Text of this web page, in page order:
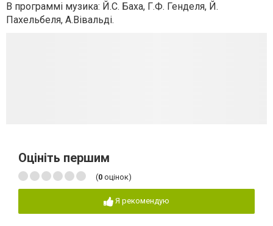
В программі музика: Й.С. Баха, Г.Ф. Генделя, Й.
Пахельбеля, А.Вівальді.
Оцініть першим
(0 оцінок)
Я рекомендую